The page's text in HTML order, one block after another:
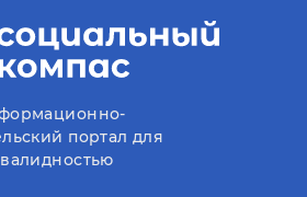
портал для